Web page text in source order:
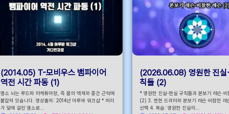
(2014.05) T-모비우스 뱀파이어
역전 시간 파동 (1)
염소 뇌는 루드파 마케튜어장, 즉 몸의 액체와 중간 근막에
붙잡혀 있습니다. 영상출처: 2014년 아루바 워크샵 * 머리
가 덫에 걸린 염소로...
(2026.06.08) 영원한 진실
칙들 (2)
* 영원한 진실-현실 규칙들과 본보기 레슨·비
(2) 3. 현현 드라마와 본보기 레슨·비참한 레
선택 4. 복습: 영원한 진실의...